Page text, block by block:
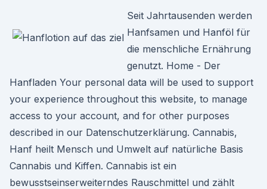
Seit Jahrtausenden werden
Hanfsamen und Hanföl für
die menschliche Ernährung
genutzt. Home - Der
Hanfladen Your personal data will be used to support
your experience throughout this website, to manage
access to your account, and for other purposes
described in our Datenschutzerklärung. Cannabis,
Hanf heilt Mensch und Umwelt auf natürliche Basis
Cannabis und Kiffen. Cannabis ist ein
bewusstseinserweiterndes Rauschmittel und zählt